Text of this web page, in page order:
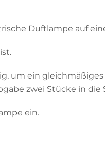
Duftlampe auf
um ein
zwei Stücke in die
ein.